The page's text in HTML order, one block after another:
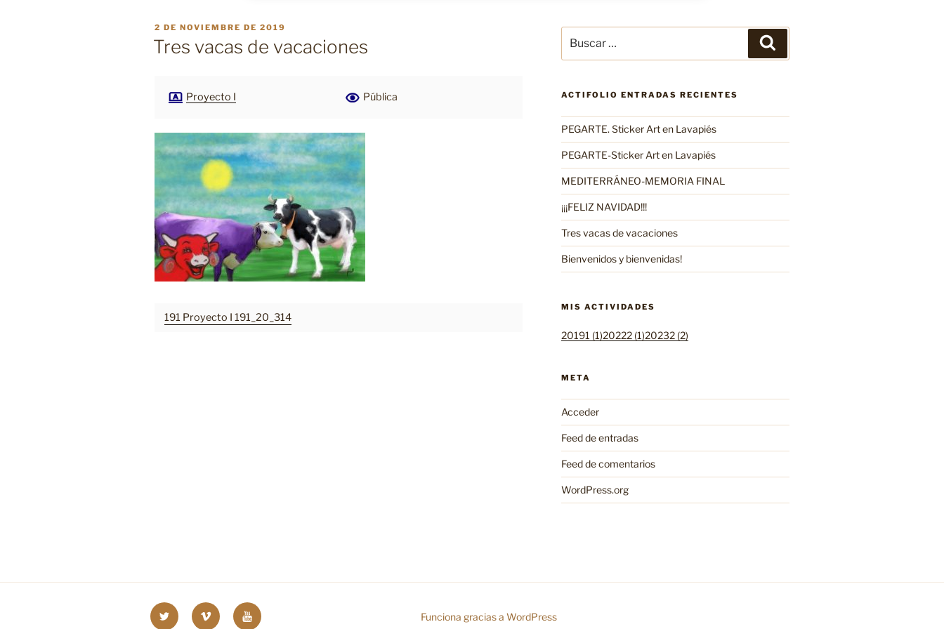
PUBLICADO
EL
2 DE NOVIEMBRE DE 2019
Tres vacas de vacaciones
Proyecto I Pública
191 Proyecto I 191_20_314
por:
ACTIFOLIO ENTRADAS RECIENTES
PEGARTE. Sticker Art en Lavapiés
PEGARTE-Sticker Art en Lavapiés
MEDITERRÁNEO-MEMORIA FINAL
¡¡¡FELIZ NAVIDAD!!!
Tres vacas de vacaciones
Bienvenidos y bienvenidas!
MIS ACTIVIDADES
20191 (1)20222 (1)20232 (2)
META
Acceder
Feed de entradas
Feed de comentarios
WordPress.org
Twitter Vimeo
Youtube
Funciona gracias a WordPress